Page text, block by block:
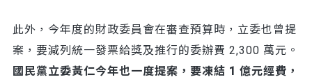
此外，今年度的財政委員會在審查預算時，立委也曾提
案，要減列統一發票給獎及推行的委辦費 2,300 萬元。
國民黨立委黃仁今年也一度提案，要凍結 1 億元經費，